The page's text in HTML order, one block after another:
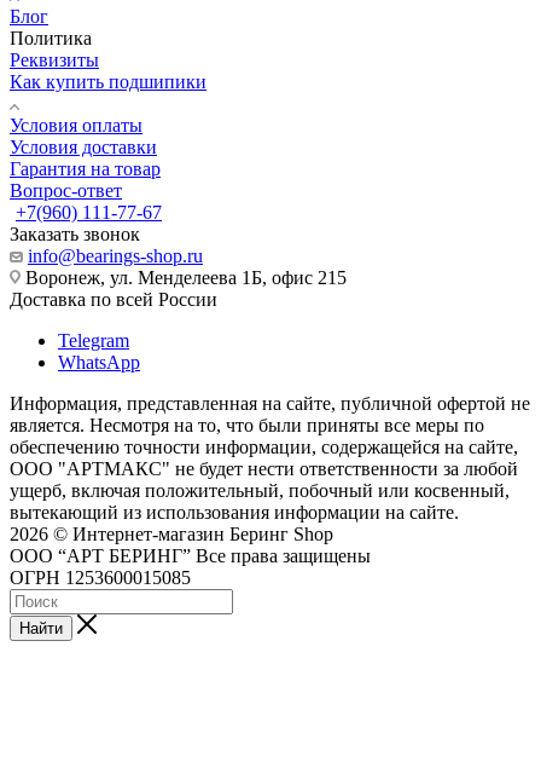
Блог
Политика
Реквизиты
Как купить подшипики
Условия оплаты
Условия доставки
Гарантия на товар
Вопрос-ответ
+7(960) 111-77-67
Заказать звонок
info@bearings-shop.ru
Воронеж, ул. Менделеева 1Б, офис 215
Доставка по всей России
Telegram
WhatsApp
Информация, представленная на сайте, публичной офертой не
является. Несмотря на то, что были приняты все меры по
обеспечению точности информации, содержащейся на сайте,
ООО "АРТМАКС" не будет нести ответственности за любой
ущерб, включая положительный, побочный или косвенный,
вытекающий из использования информации на сайте.
2026 © Интернет-магазин Беринг Shop
ООО “АРТ БЕРИНГ” Все права защищены
ОГРН 1253600015085
Найти